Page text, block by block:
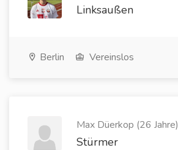
Linksaußen
Berlin Vereinslos
Max Düerkop (26 Jahre)
Stürmer